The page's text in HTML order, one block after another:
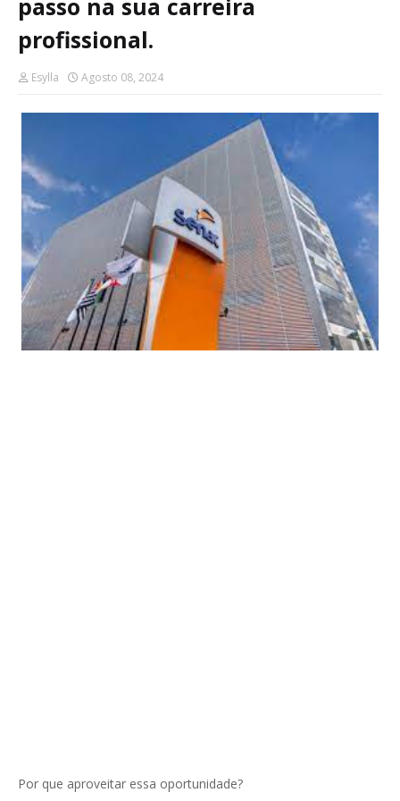
passo na sua carreira
profissional.
Esylla Agosto 08, 2024
Por que aproveitar essa oportunidade?